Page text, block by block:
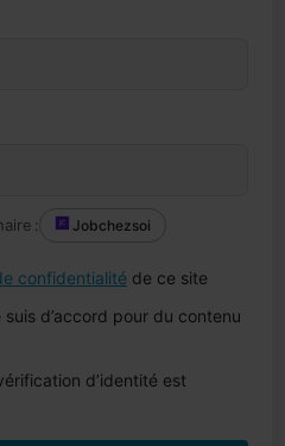
: Jobchezsoi
confidentialité de ce site
suis d’accord pour du contenu
d’identité est